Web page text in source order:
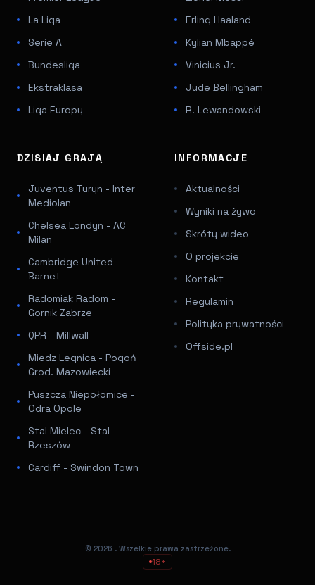
La Liga
Serie A
Bundesliga
Ekstraklasa
Liga Europy
Erling Haaland
Kylian Mbappé
Vinicius Jr.
Jude Bellingham
R. Lewandowski
DZISIAJ GRAJĄ
Juventus Turyn - Inter
Mediolan
Chelsea Londyn - AC
Milan
Cambridge United -
Barnet
Radomiak Radom -
Gornik Zabrze
QPR - Millwall
Miedz Legnica - Pogoń
Grod. Mazowiecki
Puszcza Niepołomice -
Odra Opole
Stal Mielec - Stal
Rzeszów
Cardiff - Swindon Town
INFORMACJE
Aktualności
Wyniki na żywo
Skróty wideo
O projekcie
Kontakt
Regulamin
Polityka prywatności
Offside.pl
© 2026 . Wszelkie prawa zastrzeżone.
18+